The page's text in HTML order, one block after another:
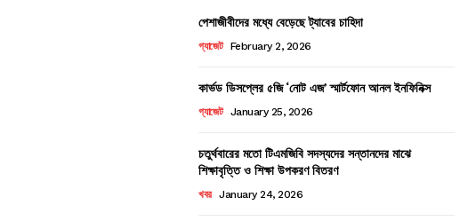
পেশাজীবীদের মধ্যে বেড়েছে ট্যাবের চাহিদা
গ্যাজেট February 2, 2026
কার্ভড ডিসপ্লের ৫জি ‘নোট এজ’ স্মার্টফোন আনল ইনফিনিক্স
গ্যাজেট January 25, 2026
চতুর্থবারের মতো টিএমজিবি সদস্যদের সন্তানদের মাঝে
শিক্ষাবৃত্তি ও শিক্ষা উপকরণ বিতরণ
খবর January 24, 2026